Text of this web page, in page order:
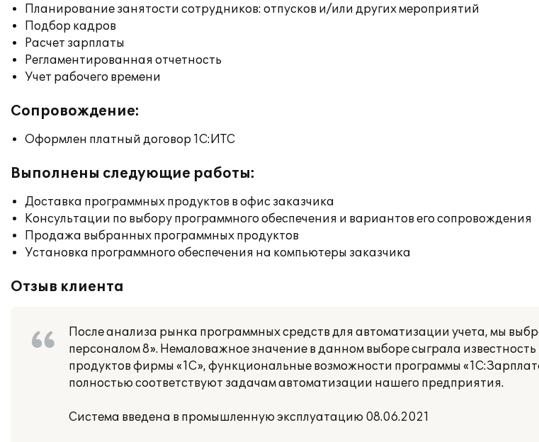
Планирование занятости сотрудников: отпусков и/или других мероприятий
Подбор кадров
Расчет зарплаты
Регламентированная отчетность
Учет рабочего времени
Сопровождение:
Оформлен платный договор 1С:ИТС
Выполнены следующие работы:
Доставка программных продуктов в офис заказчика
Консультации по выбору программного обеспечения и вариантов его сопровождения
Продажа выбранных программных продуктов
Установка программного обеспечения на компьютеры заказчика
Отзыв клиента
После анализа рынка программных средств для автоматизации учета, мы
персоналом 8». Немаловажное значение в данном выборе сыграла
продуктов фирмы «1С», функциональные возможности программы
полностью соответствуют задачам автоматизации нашего предприятия.
Система введена в промышленную эксплуатацию 08.06.2021